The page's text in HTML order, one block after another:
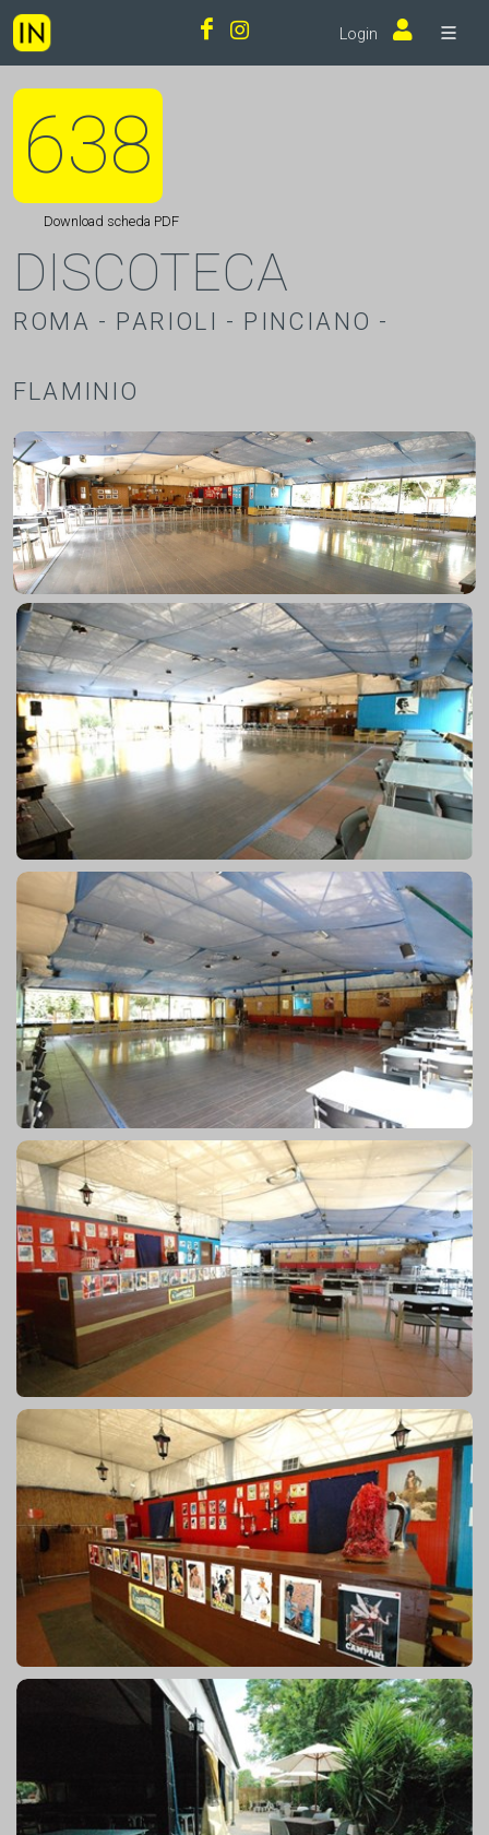
Login
638
Download scheda PDF
DISCOTECA
ROMA - PARIOLI - PINCIANO -
FLAMINIO